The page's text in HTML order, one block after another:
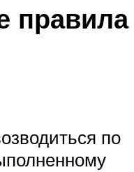
правила
по